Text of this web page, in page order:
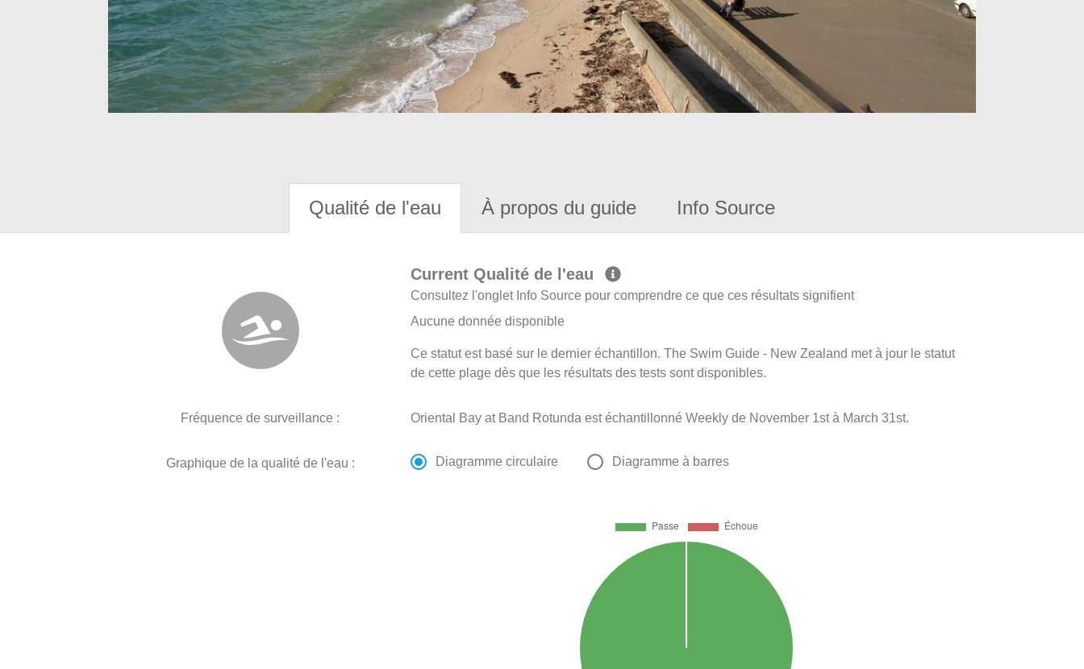
Qualité de l'eau À propos du guide Info Source
Current Qualité de l'eau
Consultez l'onglet Info Source pour comprendre ce que ces résultats signifient
Aucune donnée disponible
Ce statut est basé sur le dernier échantillon. The Swim Guide - New Zealand met à jour le statut
de cette plage dès que les résultats des tests sont disponibles.
Fréquence de surveillance : Oriental Bay at Band Rotunda est échantillonné Weekly de November 1st à March 31st.
Graphique de la qualité de l'eau : Diagramme circulaire Diagramme à barres